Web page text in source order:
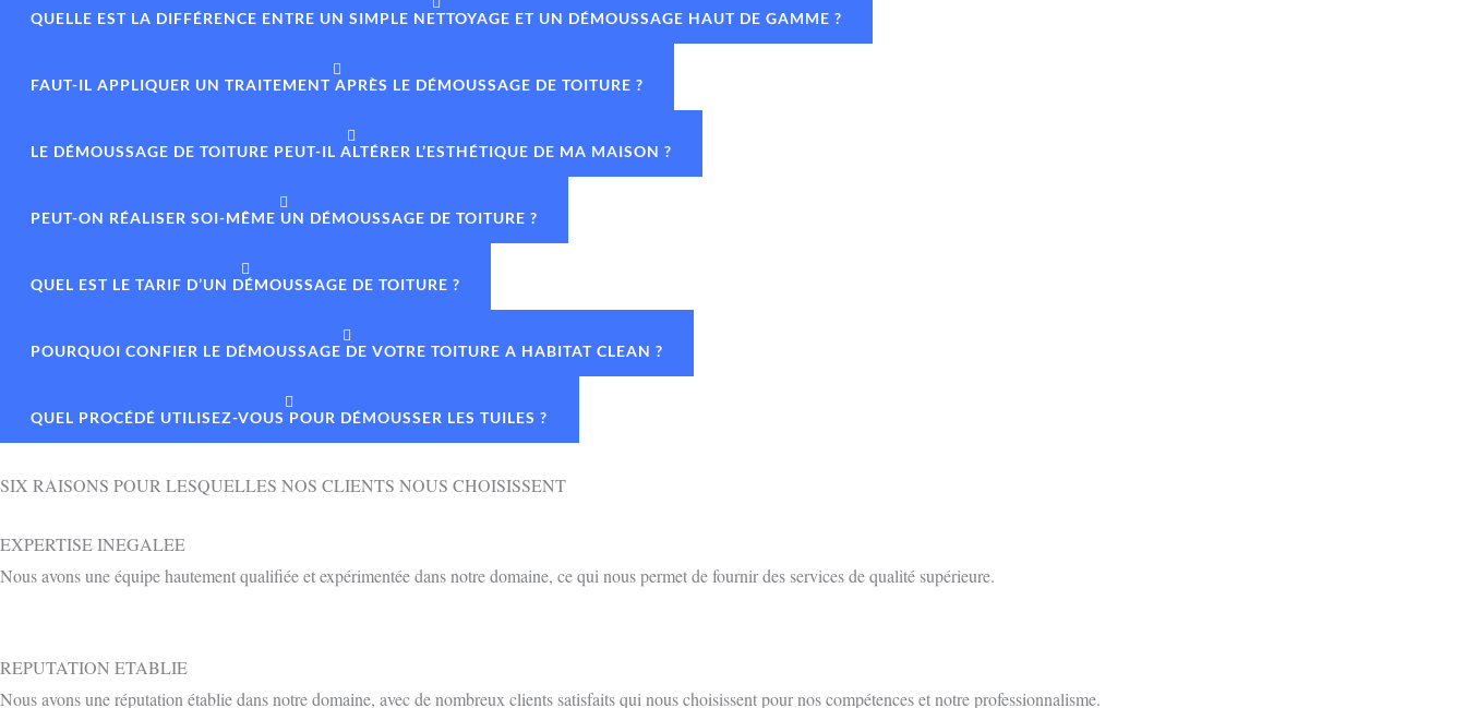
QUELLE EST LA DIFFÉRENCE ENTRE UN SIMPLE NETTOYAGE ET UN DÉMOUSSAGE HAUT DE GAMME ?
FAUT-IL APPLIQUER UN TRAITEMENT APRÈS LE DÉMOUSSAGE DE TOITURE ?
LE DÉMOUSSAGE DE TOITURE PEUT-IL ALTÉRER L’ESTHÉTIQUE DE MA MAISON ?
PEUT-ON RÉALISER SOI-MÊME UN DÉMOUSSAGE DE TOITURE ?
QUEL EST LE TARIF D’UN DÉMOUSSAGE DE TOITURE ?
POURQUOI CONFIER LE DÉMOUSSAGE DE VOTRE TOITURE A HABITAT CLEAN ?
QUEL PROCÉDÉ UTILISEZ-VOUS POUR DÉMOUSSER LES TUILES ?
SIX RAISONS POUR LESQUELLES NOS CLIENTS NOUS CHOISISSENT
EXPERTISE INEGALEE
Nous avons une équipe hautement qualifiée et expérimentée dans notre domaine, ce qui nous permet de fournir des services de qualité supérieure.
REPUTATION ETABLIE
Nous avons une réputation établie dans notre domaine, avec de nombreux clients satisfaits qui nous choisissent pour nos compétences et notre professionnalisme.